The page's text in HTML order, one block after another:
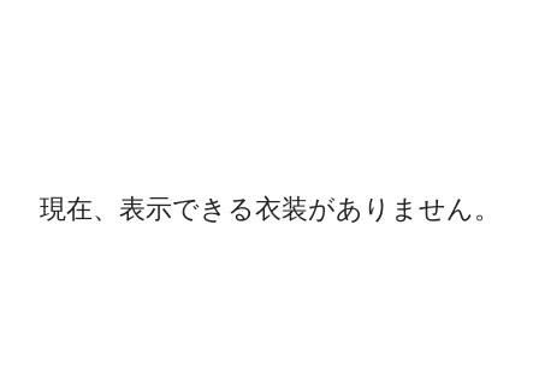
現在、表示できる衣装がありません。